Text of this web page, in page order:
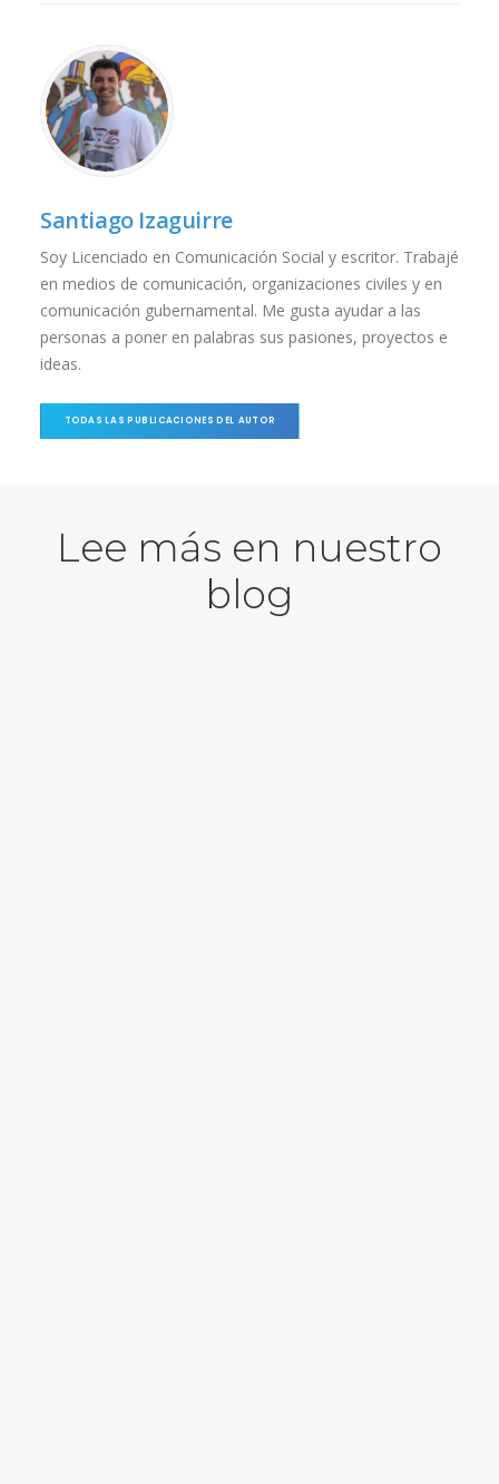
Santiago Izaguirre
Soy Licenciado en Comunicación Social y escritor. Trabajé
en medios de comunicación, organizaciones civiles y en
comunicación gubernamental. Me gusta ayudar a las
personas a poner en palabras sus pasiones, proyectos e
ideas.
TODAS LAS PUBLICACIONES DEL AUTOR
Lee más en nuestro
blog